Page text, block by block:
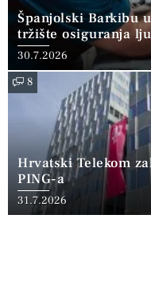
Španjolski Barkibu
tržište osiguranja
30.7.2026
8
Hrvatski Telekom
PING-a
31.7.2026